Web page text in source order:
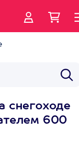
снегоходе
600